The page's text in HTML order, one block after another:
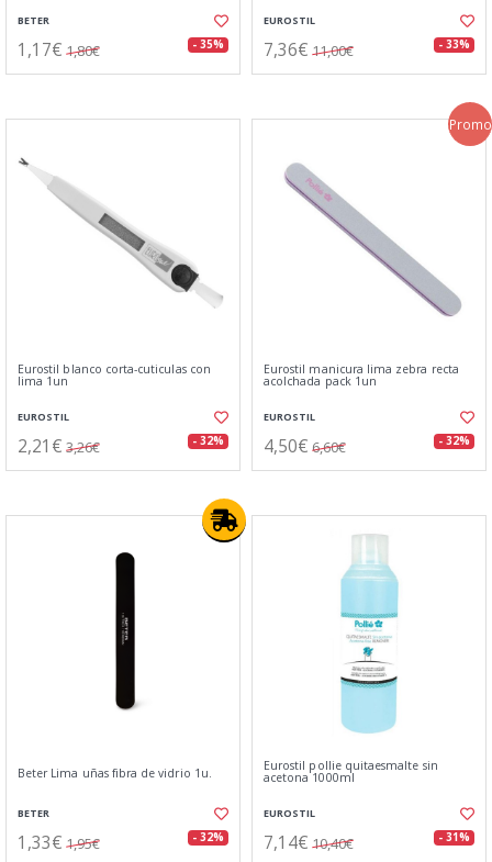
BETER
1,17€ 1,80€ - 35%
EUROSTIL
7,36€ 11,00€ - 33%
Eurostil blanco corta-cuticulas con
lima 1un
EUROSTIL
2,21€ 3,26€ - 32%
Promo
Eurostil manicura lima zebra recta
acolchada pack 1un
EUROSTIL
4,50€ 6,60€ - 32%
Beter Lima uñas fibra de vidrio 1u.
BETER
1,33€ 1,95€ - 32%
Eurostil pollie quitaesmalte sin
acetona 1000ml
EUROSTIL
7,14€ 10,40€ - 31%